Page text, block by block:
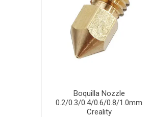
Boquilla Nozzle
0.2/0.3/0.4/0.6/0.8/1.0mm
Creality